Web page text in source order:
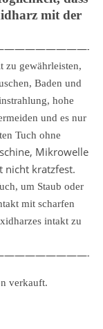
mit der
zu gewährleisten,
Baden und
hohe
und es nur
Tuch ohne
Mikrowelle
nicht kratzfest.
um Staub oder
mit scharfen
intakt zu
verkauft.